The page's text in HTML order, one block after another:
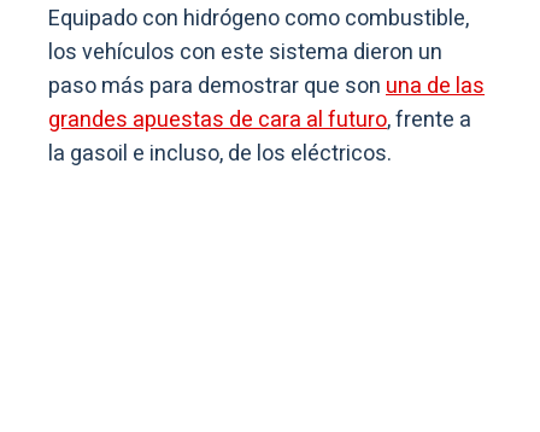
Equipado con hidrógeno como combustible,
los vehículos con este sistema dieron un
paso más para demostrar que sonuna de las
grandes apuestas de cara al futuro, frente a
la gasoil e incluso, de los eléctricos.